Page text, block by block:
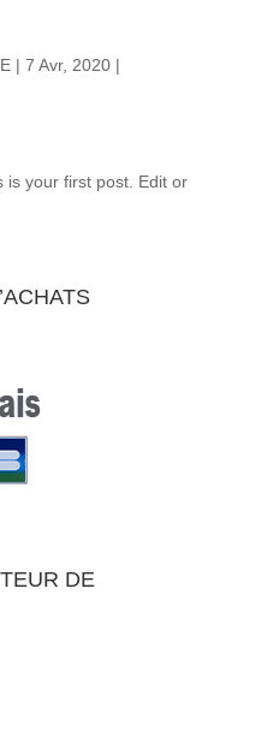
| 7 Avr, 2020|
is your first post. Edit or
DE